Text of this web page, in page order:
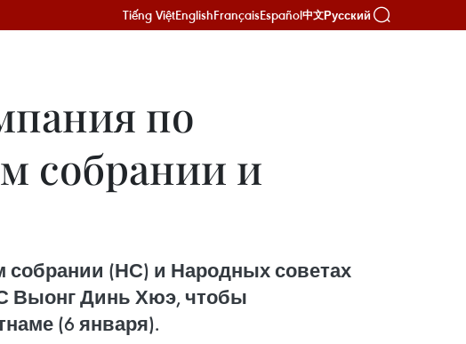
Tiếng ViệtEnglishFrançaisEspañol中文Русский
по
собрании и
(НС) и Народных советах
Выонг Динь Хюэ, чтобы
(6 января).